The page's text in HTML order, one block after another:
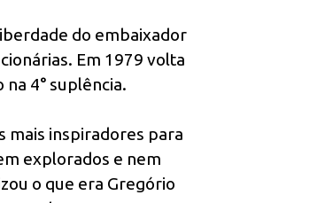
do embaixador
Em 1979 volta
4° suplência.
mais inspiradores para
explorados e nem
o que era Gregório